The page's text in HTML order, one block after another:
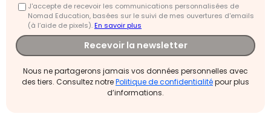
J'accepte de recevoir les communications personnalisées de
Nomad Education, basées sur le suivi de mes ouvertures d'emails
(à l’aide de pixels).En savoir plus
Recevoir la newsletter
Nous ne partagerons jamais vos données personnelles avec
des tiers. Consultez notrePolitique de confidentialitépour plus
d’informations.